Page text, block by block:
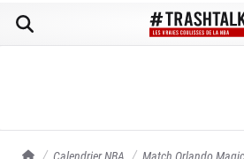
TrashTalk Actu NBA